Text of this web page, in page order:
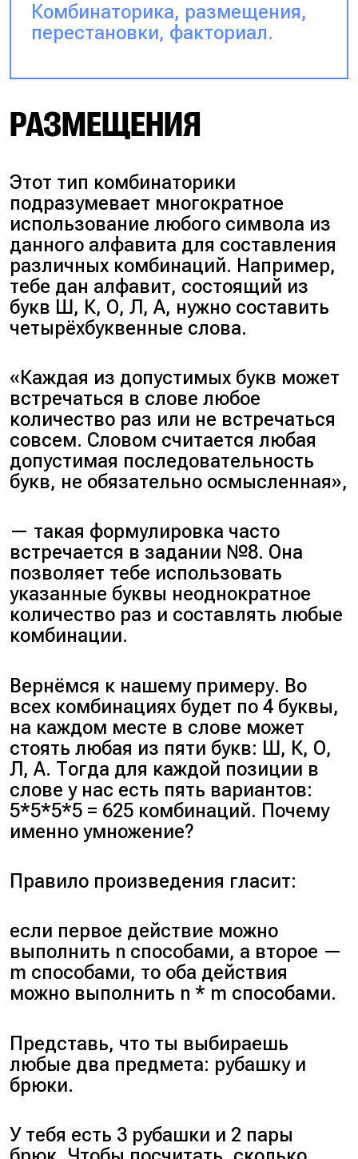
Комбинаторика, размещения,
перестановки, факториал.
РАЗМЕЩЕНИЯ
Этот тип комбинаторики
подразумевает многократное
использование любого символа из
данного алфавита для составления
различных комбинаций. Например,
тебе дан алфавит, состоящий из
букв Ш, К, О, Л, А, нужно составить
четырёхбуквенные слова.
«Каждая из допустимых букв может
встречаться в слове любое
количество раз или не встречаться
совсем. Словом считается любая
допустимая последовательность
букв, не обязательно осмысленная»,
— такая формулировка часто
встречается в задании №8. Она
позволяет тебе использовать
указанные буквы неоднократное
количество раз и составлять любые
комбинации.
Вернёмся к нашему примеру. Во
всех комбинациях будет по 4 буквы,
на каждом месте в слове может
стоять любая из пяти букв: Ш, К, О,
Л, А. Тогда для каждой позиции в
слове у нас есть пять вариантов:
5*5*5*5 = 625 комбинаций. Почему
именно умножение?
Правило произведения гласит:
если первое действие можно
выполнить n способами, а второе —
m способами, то оба действия
можно выполнить n * m способами.
Представь, что ты выбираешь
любые два предмета: рубашку и
брюки.
У тебя есть 3 рубашки и 2 пары